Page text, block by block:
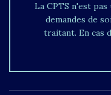
La CPTS n'est
demandes de
traitant. En cas